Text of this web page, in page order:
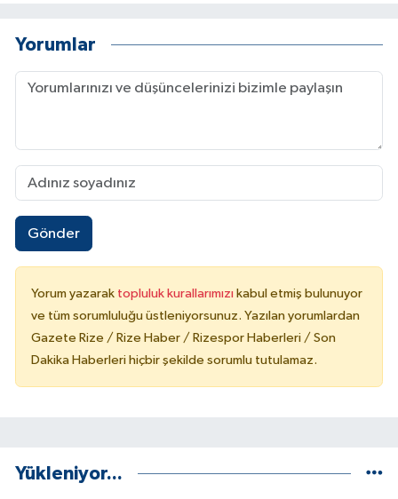
Yorumlar
Gönder
Yorum yazarak topluluk kurallarımızı kabul etmiş bulunuyor
ve tüm sorumluluğu üstleniyorsunuz. Yazılan yorumlardan
Gazete Rize / Rize Haber / Rizespor Haberleri / Son
Dakika Haberleri hiçbir şekilde sorumlu tutulamaz.
Yükleniyor...